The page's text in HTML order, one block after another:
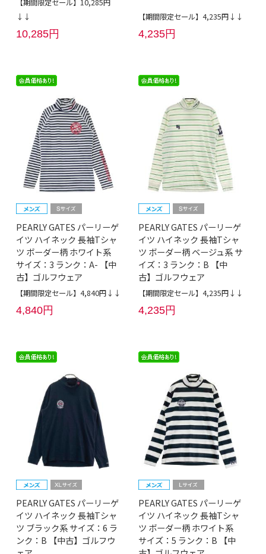
【期間限定セール】10,285円
↓↓
10,285円
【期間限定セール】4,235円↓↓
4,235円
PEARLY GATES パーリーゲ
イツ ハイネック 長袖Tシャ
ツ ボーダー柄 ホワイト系
サイズ：3 ランク：A- 【中
古】ゴルフウェア
【期間限定セール】4,840円↓↓
4,840円
PEARLY GATES パーリーゲ
イツ ハイネック 長袖Tシャ
ツ ボーダー柄 ベージュ系 サ
イズ：3 ランク：B 【中
古】ゴルフウェア
【期間限定セール】4,235円↓↓
4,235円
PEARLY GATES パーリーゲ
イツ ハイネック 長袖Tシャ
ツ ブラック系 サイズ：6 ラ
ンク：B 【中古】ゴルフウ
PEARLY GATES パーリーゲ
イツ ハイネック 長袖Tシャ
ツ ボーダー柄 ホワイト系
サイズ：5 ランク：B 【中